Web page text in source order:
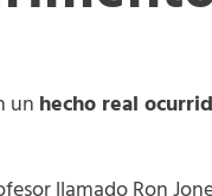
un hecho real